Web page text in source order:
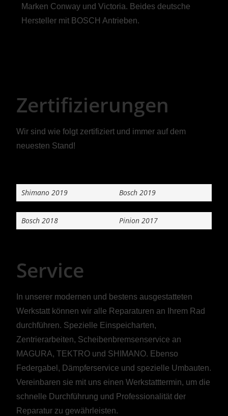
Marken Conway und Victoria. Beides deutsche
Hersteller mit BOSCH Antrieben.
Zertifizierungen
Wir sind wie folgt zertifiziert und immer auf dem
neuesten Stand!
Shimano 2019 Bosch 2019
Bosch 2018 Pinion 2017
Service
In unserer modernen und bestens ausgestatteten
Werkstatt können wir alle Reparaturen an Ihrem Rad
durchführen. Spezielle Einspeicharten,
Zentrierarbeiten, Scheibenbremsenservice an
MAGURA, TEKTRO und SHIMANO. Ebenso
Federgabel, Dämpferservice und spezielle Umbauten.
Vereinbaren sie mit uns einen Werkstatttermin, um die
schnelle Durchführung und Professionalität der
Reparatur zu gewährleisten.